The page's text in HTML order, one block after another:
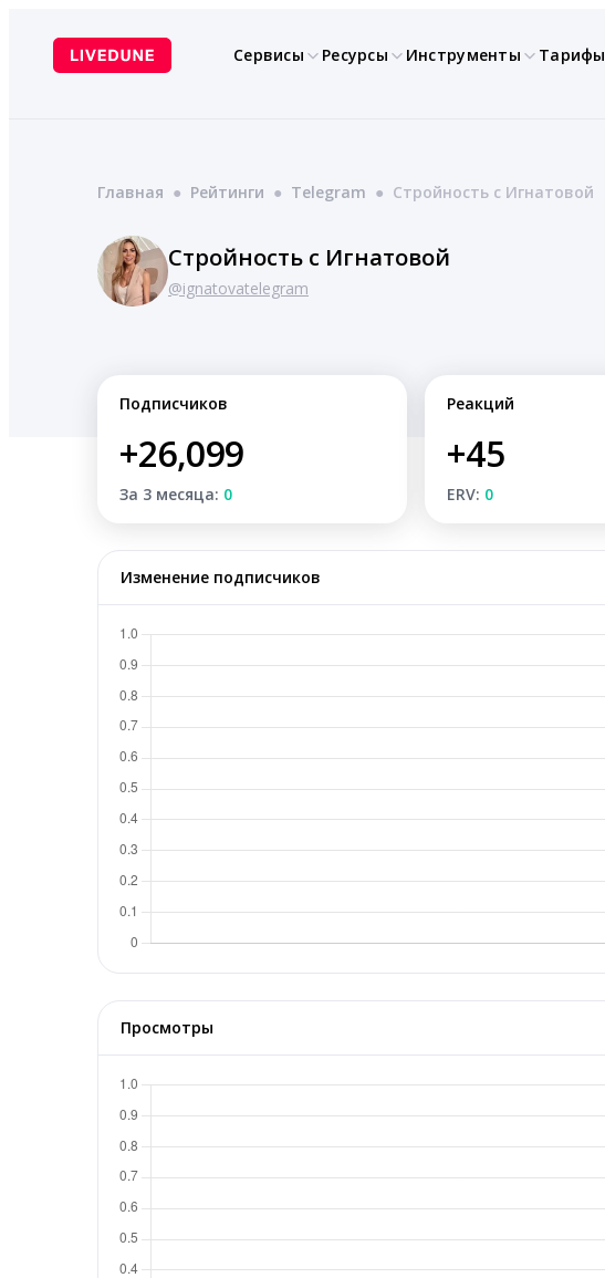
содержимому
Сервисы Ресурсы Инструменты Тарифы
Главная ● Рейтинги ● Telegram ● Стройность с Игнатовой
Стройность с Игнатовой
@ignatovatelegram
Подписчиков
+26,099
За 3 месяца: 0
Реакций
+45
ERV: 0
Изменение подписчиков
Просмотры